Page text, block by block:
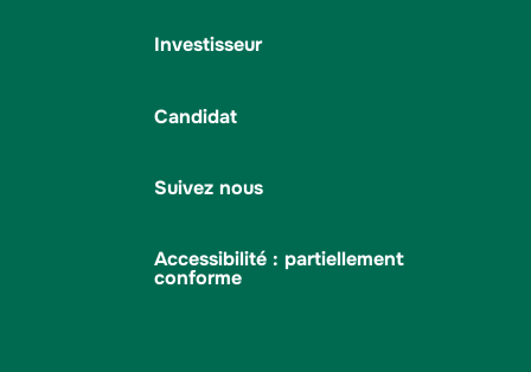
Investisseur
Candidat
Suivez nous
Accessibilité : partiellement
conforme